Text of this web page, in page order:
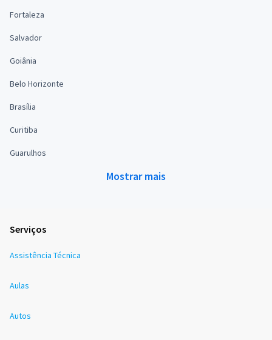
Fortaleza
Salvador
Goiânia
Belo Horizonte
Brasília
Curitiba
Guarulhos
Mostrar mais
Serviços
Assistência Técnica
Aulas
Autos